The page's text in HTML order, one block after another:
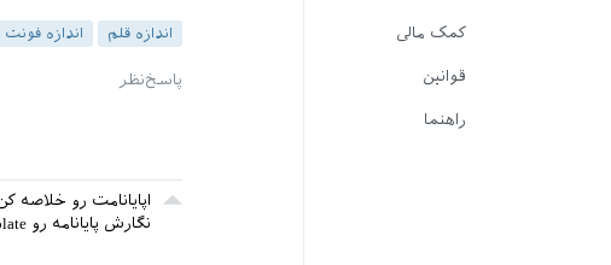
کمک مالی
قوانین
راهنما
اندازه قلم اندازه فونت
نگارش پایانامه رو violate می‌کنی.